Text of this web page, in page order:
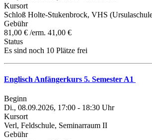
Kursort
Schloß Holte-Stukenbrock, VHS
Gebühr
81,00 € /erm. 41,00 €
Status
Es sind noch 10 Plätze frei
Englisch Anfängerkurs 5. Semester A1
Beginn
Di., 08.09.2026, 17:00 - 18:30 Uhr
Kursort
Verl, Feldschule, Seminarraum II
Gebühr